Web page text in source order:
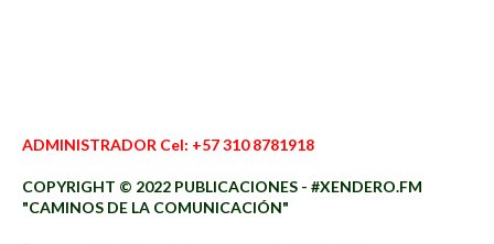
ADMINISTRADOR Cel: +57 310 8781918
COPYRIGHT © 2022 PUBLICACIONES - #XENDERO.FM
"CAMINOS DE LA COMUNICACIÓN"